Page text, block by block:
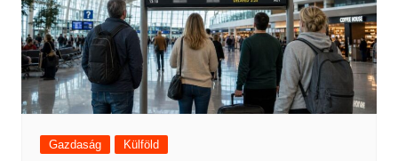
Gazdaság Külföld